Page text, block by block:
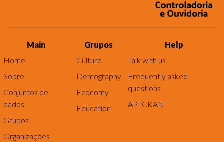
Main
Home
Sobre
Conjuntos de
dados
Grupos
Organizações
Grupos
Culture
Demography
Economy
Education
Help
Talk with us
Frequently asked
questions
API CKAN